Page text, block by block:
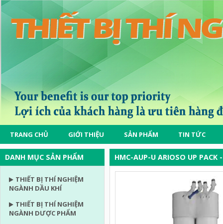
TRANG CHỦ GIỚI THIỆU SẢN PHẨM TIN TỨC
DANH MỤC SẢN PHẨM
THIẾT BỊ THÍ NGHIỆM
NGÀNH DẦU KHÍ
THIẾT BỊ THÍ NGHIỆM
NGÀNH DƯỢC PHẨM
HMC-AUP-U ARIOSO UP PACK